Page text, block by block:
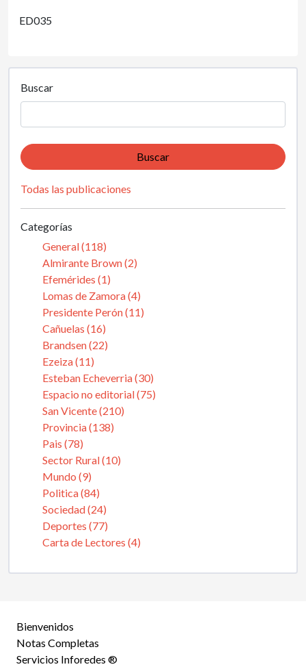
ED035
Buscar
Buscar
Todas las publicaciones
Categorías
General (118)
Almirante Brown (2)
Efemérides (1)
Lomas de Zamora (4)
Presidente Perón (11)
Cañuelas (16)
Brandsen (22)
Ezeiza (11)
Esteban Echeverria (30)
Espacio no editorial (75)
San Vicente (210)
Provincia (138)
Pais (78)
Sector Rural (10)
Mundo (9)
Politica (84)
Sociedad (24)
Deportes (77)
Carta de Lectores (4)
Bienvenidos
Notas Completas
Servicios Inforedes ®